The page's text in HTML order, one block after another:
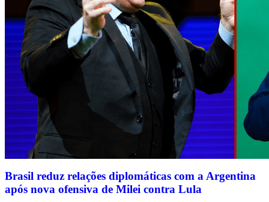
Brasil reduz relações diplomáticas com a Argentina
após nova ofensiva de Milei contra Lula